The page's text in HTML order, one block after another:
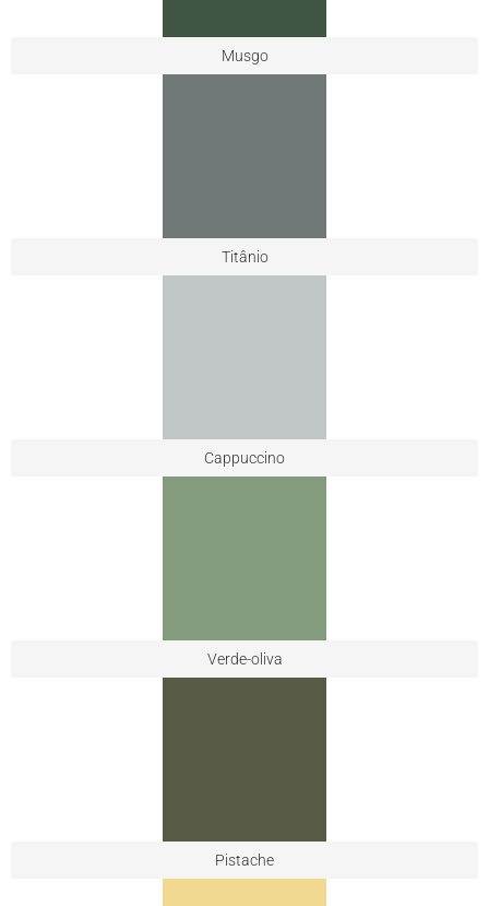
Musgo
Titânio
Cappuccino
Verde-oliva
Pistache